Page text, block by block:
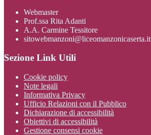
Webmaster
Prof.ssa Rita Adanti
A.A. Carmine Tessitore
sitowebmanzoni@liceomanzonicaserta.it
Sezione Link Utili
Cookie policy
Note legali
Informativa Privacy
Ufficio Relazioni con il Pubblico
Dichiarazione di accessibilità
Obiettivi di accessibilità
Gestione consensi cookie